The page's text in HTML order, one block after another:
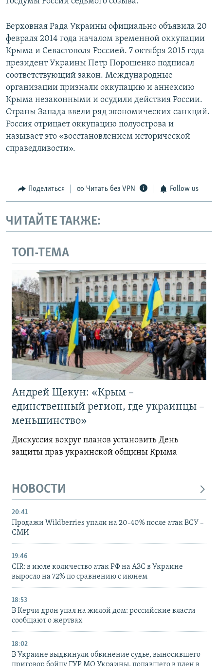
Верховная Рада Украины официально объявила 20
февраля 2014 года началом временной оккупации
Крыма и Севастополя Россией. 7 октября 2015 года
президент Украины Петр Порошенко подписал
соответствующий закон. Международные
организации признали оккупацию и аннексию
Крыма незаконными и осудили действия России.
Страны Запада ввели ряд экономических санкций.
Россия отрицает оккупацию полуострова и
называет это «восстановлением исторической
справедливости».
Поделиться Читать без VPN Follow us
ЧИТАЙТЕ ТАКЖЕ:
ТОП-ТЕМА
Андрей Щекун: «Крым –
единственный регион, где украинцы –
меньшинство»
Дискуссия вокруг планов установить День
защиты прав украинской общины Крыма
НОВОСТИ
20:41
Продажи Wildberries упали на 20-40% после атак ВСУ –
СМИ
19:46
CIR: в июле количество атак РФ на АЗС в Украине
выросло на 72% по сравнению с июнем
18:53
В Керчи дрон упал на жилой дом: российские власти
сообщают о жертвах
18:02
В Украине выдвинули обвинение судье, выносившего